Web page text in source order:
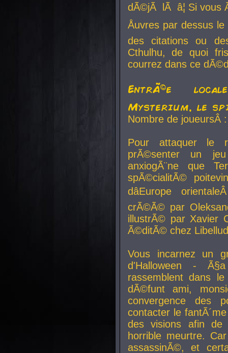
dÃ©jÃ lÃ â¦ Si vous
Åuvres par dessus
des citations ou
Cthulhu, de quoi
courrez dans ce
EntrÃ©e
Mysterium, le
Nombre de
Pour attaquer le
prÃ©senter un
anxiogÃ¨ne que
spÃ©cialitÃ©
dâEurope
crÃ©Ã© par
illustrÃ© par Xavier
Ã©ditÃ© chez
Vous incarnez un
d'Halloween -
rassemblent dans
dÃ©funt ami,
convergence des
contacter le
des visions afin
horrible meurtre.
assassinÃ©, et